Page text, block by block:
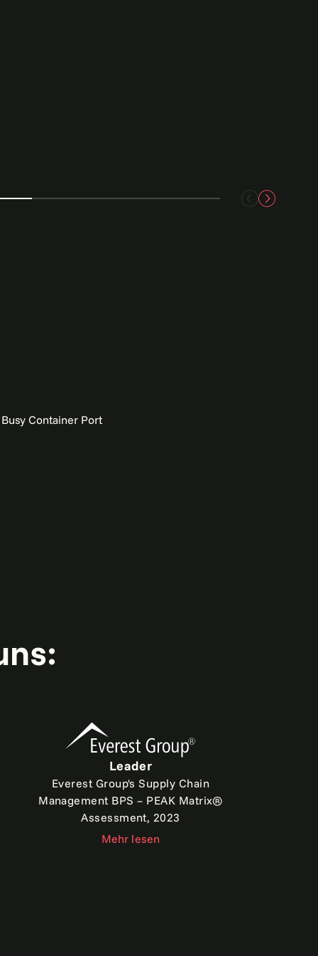
Leader
Everest Group's Supply Chain
Management BPS – PEAK Matrix®
Assessment, 2023
Mehr lesen